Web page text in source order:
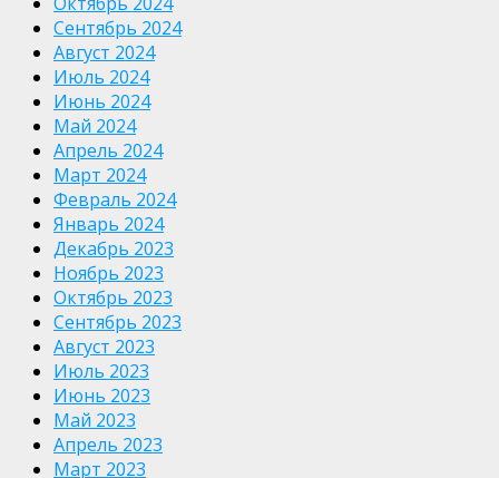
Сентябрь 2024
Август 2024
Июль 2024
Июнь 2024
Май 2024
Апрель 2024
Март 2024
Февраль 2024
Январь 2024
Декабрь 2023
Ноябрь 2023
Октябрь 2023
Сентябрь 2023
Август 2023
Июль 2023
Июнь 2023
Май 2023
Апрель 2023
Март 2023